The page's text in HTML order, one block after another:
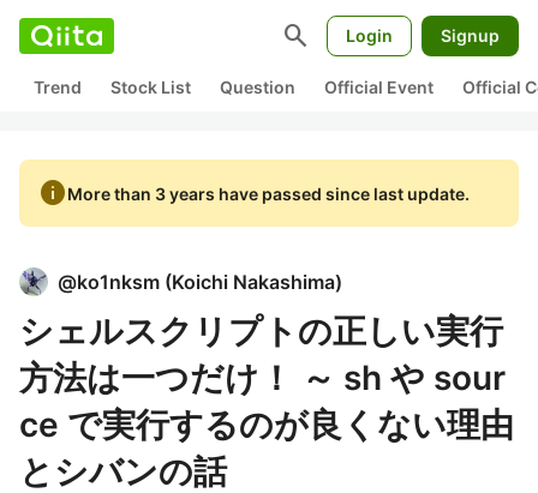
search Login Signup
Trend Stock List Question Official Event Official
infoMore than 3 years have passed since last update.
@ko1nksm (Koichi Nakashima)
シェルスクリプトの正しい実行
方法は一つだけ！ ～ sh や sour
ce で実行するのが良くない理由
とシバンの話